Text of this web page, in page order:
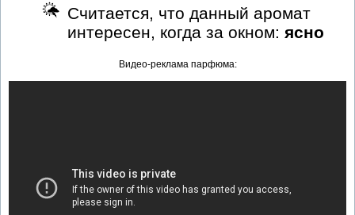
Считается, что данный аромат
интересен, когда за окном: ясно
Видео-реклама парфюма: